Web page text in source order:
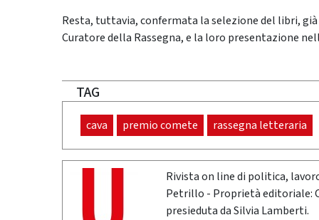
Resta, tuttavia, confermata la selezione del libri,
Curatore della Rassegna, e la loro presentazione
TAG
cava premio comete rassegna letteraria
Rivista on line di politica,
Petrillo - Proprietà editoriale:
presieduta da Silvia Lamberti.